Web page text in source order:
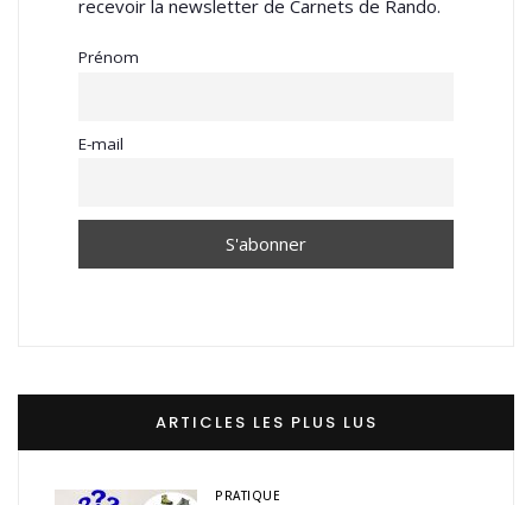
recevoir la newsletter de Carnets de Rando.
Prénom
E-mail
ARTICLES LES PLUS LUS
PRATIQUE